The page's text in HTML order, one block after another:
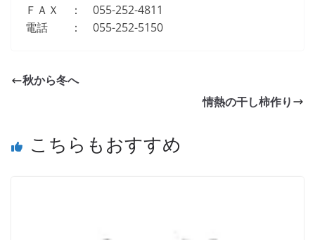
ＦＡＸ ： 055-252-4811
電話 ： 055-252-5150
秋から冬へ
情熱の干し柿作り
こちらもおすすめ